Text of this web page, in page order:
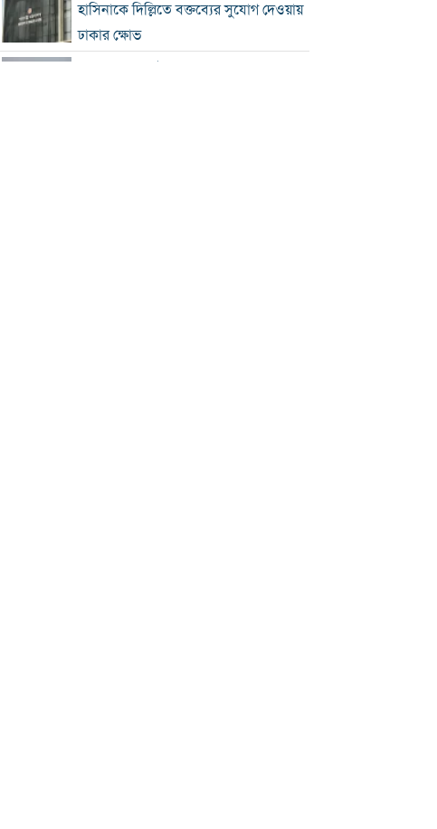
হাসিনাকে দিল্লিতে বক্তব্যের সুযোগ দেওয়ায়
ঢাকার ক্ষোভ